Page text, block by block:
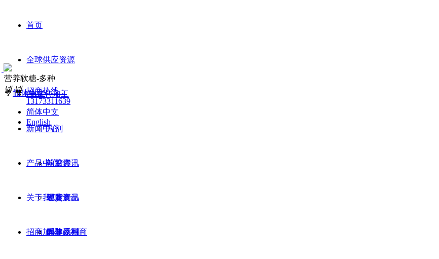
首页
全球供应资源
OME代加工
片剂
软胶囊
硬胶囊
固体饮料
新闻中心
前沿咨讯
健康资讯
保健品招商
产品中心
现货产品
老年系列
关于我们
招商加盟
昊泽康元，你我的健康家园！
招商热线：
13173311639
ꀅ 简体中文
简体中文
English
营养软糖-多种
넳 넲